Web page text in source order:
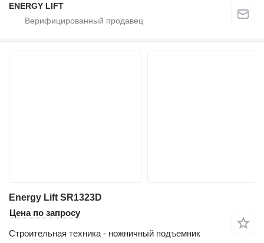
ENERGY LIFT
Energy Lift SR1323D
Цена по запросу
Строительная техника - ножничный подъемник